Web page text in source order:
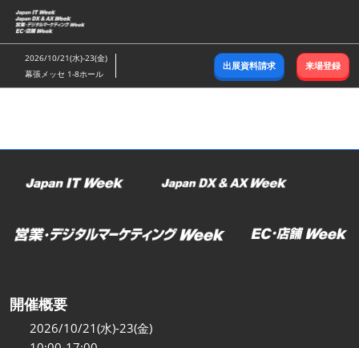
ス
キ
ッ
し
む
2026/10/21(水)-23(金)
幕張メッセ 1-8ホール
出展資料請求 来場登録
開催概要
2026/10/21(水)-23(金)